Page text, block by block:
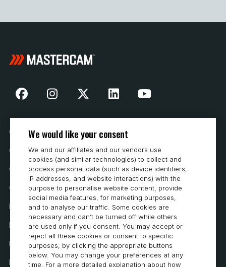
Cookie Preferences
Contattaci
Come acquistare
Carriera
Requisiti di sistema
Privacy
Informativa sulla privacy
Dichiarazione di accessibilità
We would like your consent
We and our affiliates and our vendors use
cookies (and similar technologies) to collect and
process personal data (such as device identifiers,
IP addresses, and website interactions) with the
purpose to personalise website content, provide
social media features, for marketing purposes,
and to analyse our traffic. Some cookies are
necessary and can’t be turned off while others
are used only if you consent. You may accept or
reject all these cookies or consent to specific
purposes, by clicking the appropriate buttons
below. You may change your preferences at any
time. For a more detailed explanation about how